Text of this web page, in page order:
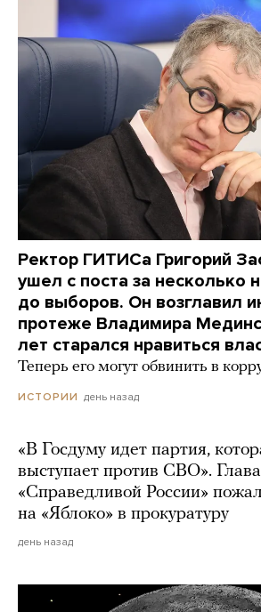
Ректор ГИТИСа Григорий
ушел с поста за несколько
до выборов. Он возглавил
протеже Владимира
лет старался нравиться
Теперь его могут обвинить в
ИСТОРИИ день назад
«В Госдуму идет партия,
выступает против СВО». Глава
«Справедливой России»
на «Яблоко» в прокуратуру
день назад